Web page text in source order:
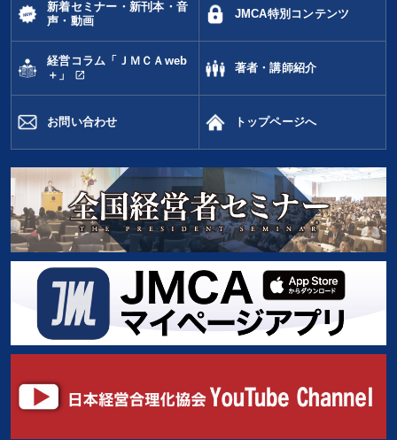
新着セミナー・新刊本・音
声・動画
JMCA特別コンテンツ
経営コラム「ＪＭＣＡweb
＋」
open_in_new
著者・講師紹介
お問い合わせ トップページへ